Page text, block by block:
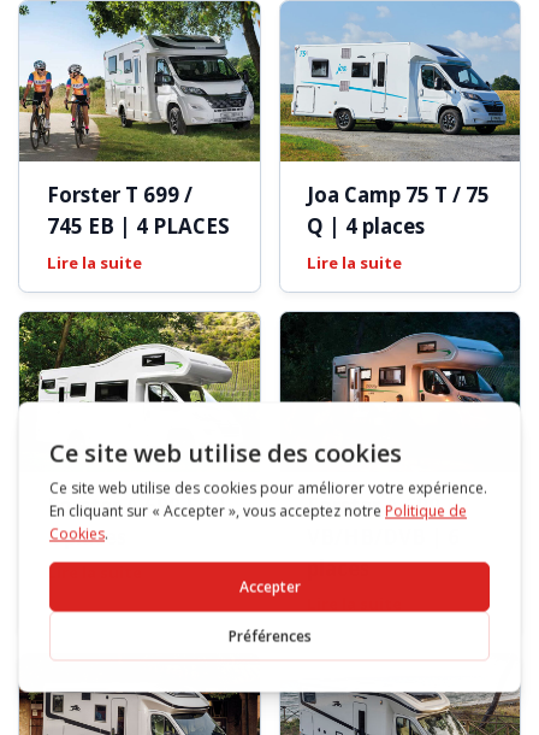
Forster T 699 /
745 EB | 4 PLACES
Lire la suite
Joa Camp 75 T / 75
Q | 4 places
Lire la suite
Forster A 699 EB |
4 places
Lire la suite
Forster A 699
places